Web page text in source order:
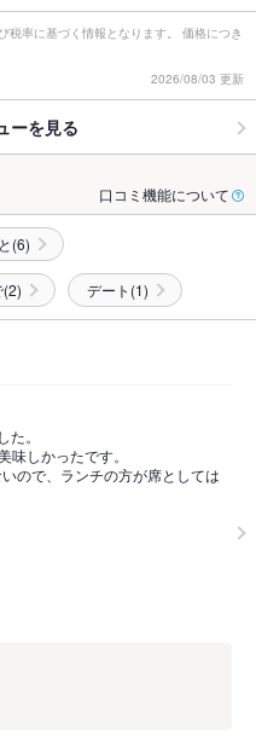
率に基づく情報となります。 価格につき
2026/08/03 更新
ーを見る
口コミ機能について
(6)
デート(1)
。
しかったです。
ので、ランチの方が席としては